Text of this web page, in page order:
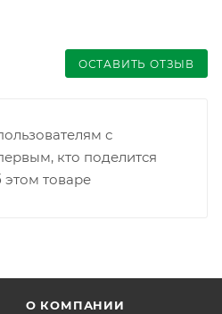
ОСТАВИТЬ ОТЗЫВ
с
кто поделится
товаре
О КОМПАНИИ